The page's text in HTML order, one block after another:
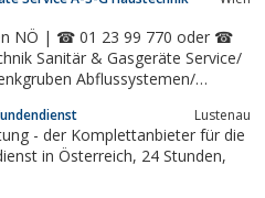
NÖ | ☎ 01 23 99 770 oder ☎
Sanitär & Gasgeräte Service/
Abflussystemen/
Lustenau
24 Stunden,